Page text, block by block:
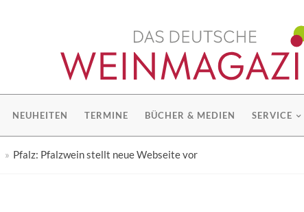
NEUHEITEN TERMINE BÜCHER & MEDIEN SERVICE
Pfalz: Pfalzwein stellt neue Webseite vor